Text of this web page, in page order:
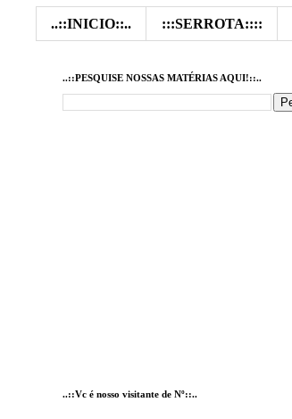
..::INICIO::.. :::SERROTA::::
..::PESQUISE NOSSAS MATÉRIAS AQUI!::..
..::Vc é nosso visitante de Nº::..